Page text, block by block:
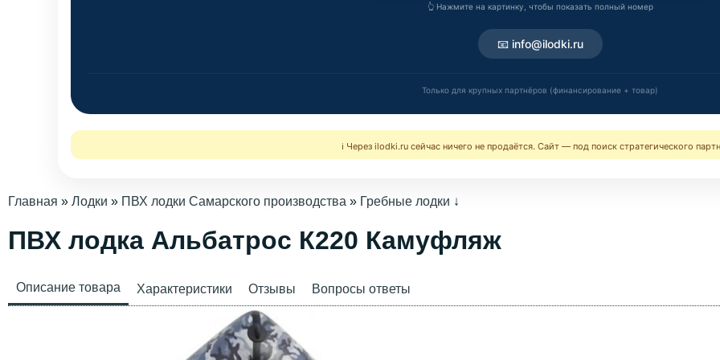
👆 Нажмите на картинку, чтобы показать полный номер
📧 info@ilodki.ru
Только для крупных партнёров (финансирование + товар)
ℹ️ Через ilodki.ru сейчас ничего не продаётся. Сайт — под поиск стратегического
Главная » Лодки » ПВХ лодки Самарского производства » Гребные лодки ↓
ПВХ лодка Альбатрос К220 Камуфляж
Описание товара Характеристики Отзывы Вопросы ответы